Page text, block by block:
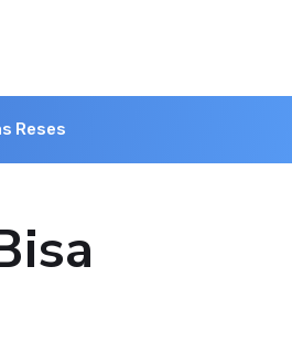
Reses